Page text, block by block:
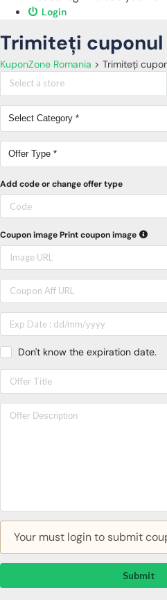
Login
Trimiteți cuponul
KuponZone Romania > Trimiteți
Add code or change offer type
Coupon imagePrint coupon image
Don't know the expiration date.
Your must login to submit
Submit